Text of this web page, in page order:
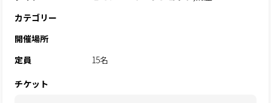
カテゴリー
開催場所
定員
15名
チケット